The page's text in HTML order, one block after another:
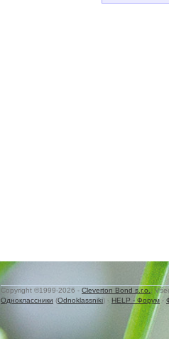
Copyright ©1999-2026 - Cleverton Bond s.r.o.
.
Одноклассники (Odnoklassniki) - HELP - Форум -